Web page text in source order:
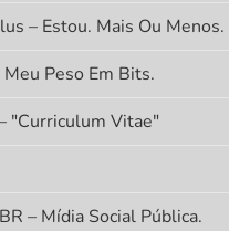
– Estou. Mais Ou Menos.
Peso Em Bits.
"Curriculum Vitae"
– Mídia Social Pública.